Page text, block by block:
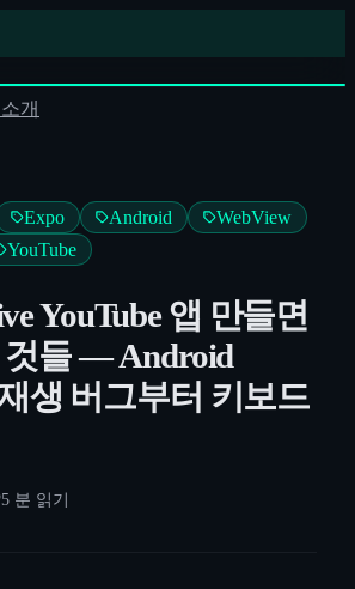
소개
Expo Android
WebView
YouTube
YouTube 앱 만들면
것들 — Android
생 버그부터 키보드
5 분 읽기